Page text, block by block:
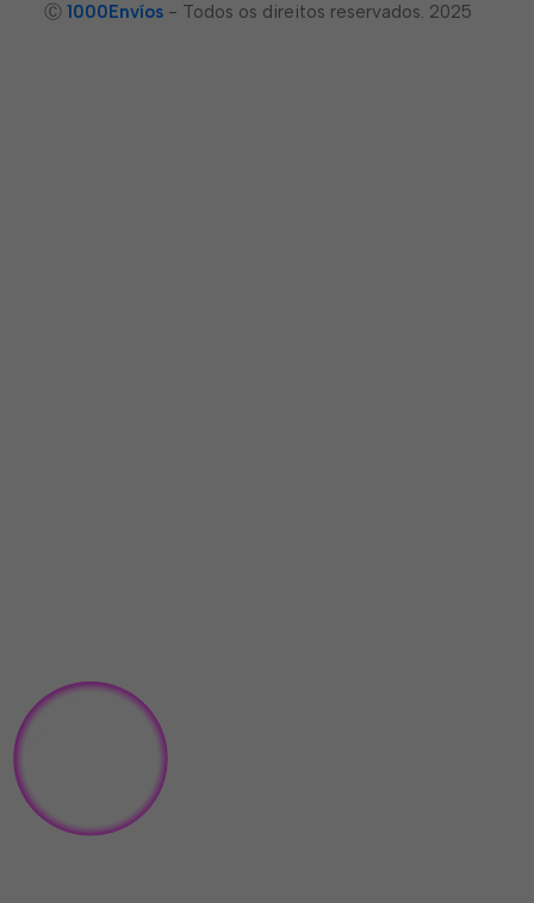
Ⓒ 1000Envíos - Todos os direitos reservados. 2025